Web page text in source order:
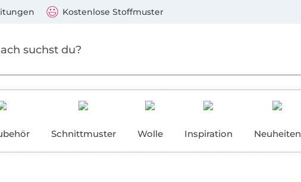
Kostenlose Stoffmuster
Schnittmuster Wolle Inspiration Neuheiten
Mastercard, PayPal, Giropay, Kauf auf Rechnung, Vorkasse